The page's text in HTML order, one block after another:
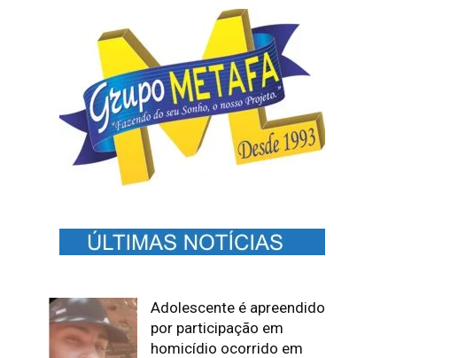
Adolescente é apreendido
por participação em
homicídio ocorrido em